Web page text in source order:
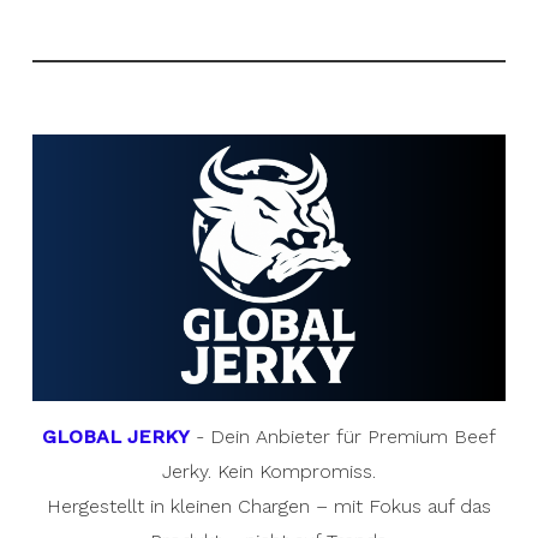
GLOBAL JERKY- Dein Anbieter für Premium Beef
Jerky. Kein Kompromiss.
Hergestellt in kleinen Chargen – mit Fokus auf das